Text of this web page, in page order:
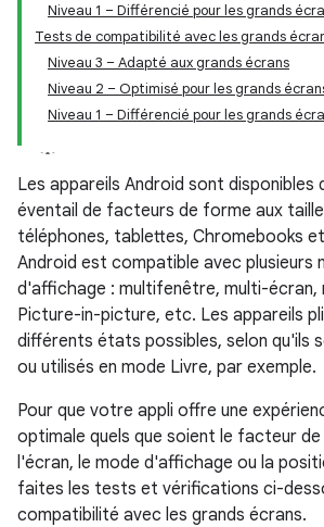
Niveau 1 – Différencié pour les grands
Tests de compatibilité avec les grands
Niveau 3 – Adapté aux grands écrans
Niveau 2 – Optimisé pour les grands
Niveau 1 – Différencié pour les grands
Les appareils Android sont disponibles
éventail de facteurs de forme aux
téléphones, tablettes, Chromebooks
Android est compatible avec plusieurs
d'affichage : multifenêtre, multi-écran,
Picture-in-picture, etc. Les appareils
différents états possibles, selon qu'ils
ou utilisés en mode Livre, par exemple.
Pour que votre appli offre une
optimale quels que soient le facteur
l'écran, le mode d'affichage ou la
faites les tests et vérifications ci-
compatibilité avec les grands écrans.